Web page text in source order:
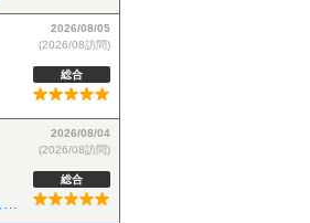
2026/08/05
(2026/08訪問)
総合
2026/08/04
(2026/08訪問)
総合
麻雀BLASTさんでフリーデビューしました！お客さんも優しい方で楽しく遊べました！